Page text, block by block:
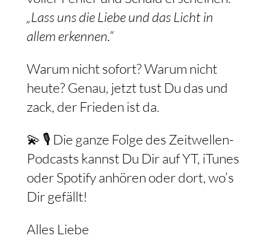
„Lass uns die Liebe und das Licht in
allem erkennen.“
Warum nicht sofort? Warum nicht
heute? Genau, jetzt tust Du das und
zack, der Frieden ist da.
💫 🎙️ Die ganze Folge des Zeitwellen-
Podcasts kannst Du Dir auf YT, iTunes
oder Spotify anhören oder dort, wo’s
Dir gefällt!
Alles Liebe